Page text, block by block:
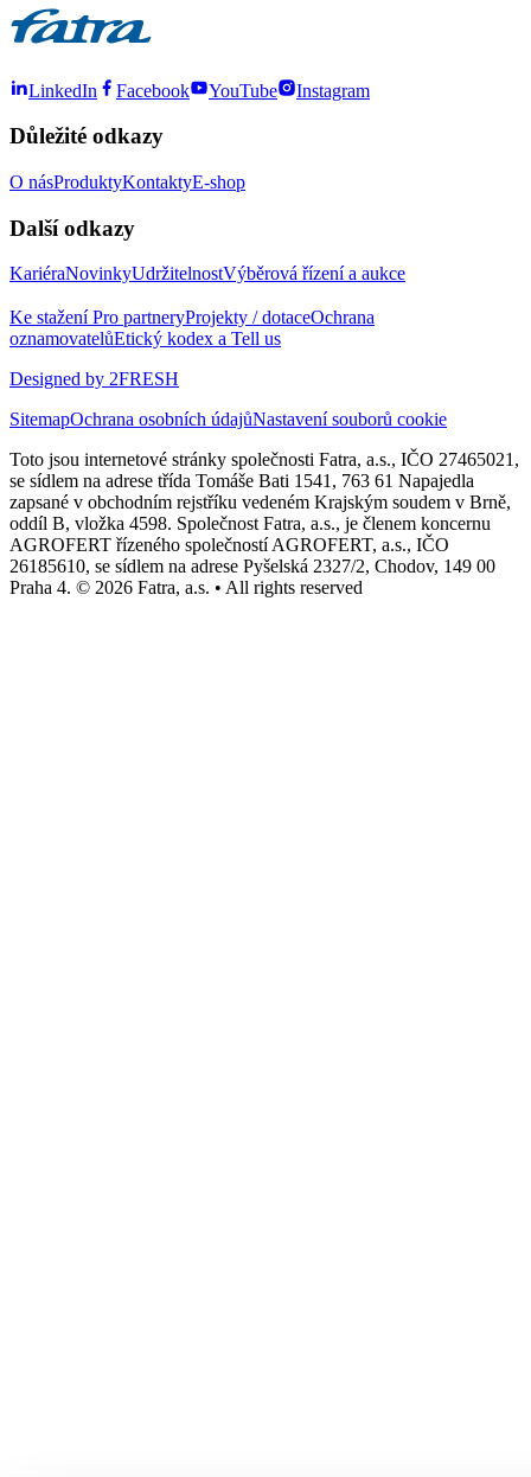
LinkedIn Facebook YouTube Instagram
Důležité odkazy
O násProduktyKontaktyE-shop
Další odkazy
KariéraNovinkyUdržitelnostVýběrová řízení a aukce
Ke staženíPro partneryProjekty / dotaceOchrana
oznamovatelůEtický kodex a Tell us
Designed by 2FRESH
SitemapOchrana osobních údajůNastavení souborů cookie
Toto jsou internetové stránky společnosti Fatra, a.s., IČO 27465021,
se sídlem na adrese třída Tomáše Bati 1541, 763 61 Napajedla
zapsané v obchodním rejstříku vedeném Krajským soudem v Brně,
oddíl B, vložka 4598. Společnost Fatra, a.s., je členem koncernu
AGROFERT řízeného společností AGROFERT, a.s., IČO
26185610, se sídlem na adrese Pyšelská 2327/2, Chodov, 149 00
Praha 4. © 2026 Fatra, a.s. • All rights reserved